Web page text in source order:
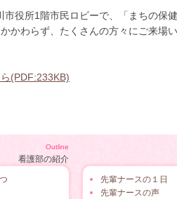
役所1階市民ロビーで、「まちの保
かわらず、たくさんの方々にご来場
(PDF:233KB)
Outline
看護部の紹介
先輩ナースの１日
先輩ナースの声